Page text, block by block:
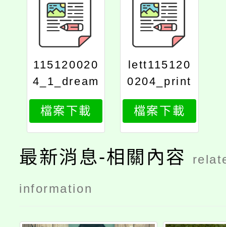
115120020
4_1_dream
s
檔案下載
lett115120
0204_print
檔案下載
最新消息-相關內容
information